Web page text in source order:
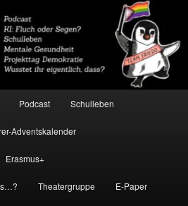
Podcast Schulleben
Adventskalender
Erasmus+
Theatergruppe E-Paper